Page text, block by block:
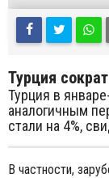
Турция
Турция в
аналогичным
стали на 4%,
В частности,